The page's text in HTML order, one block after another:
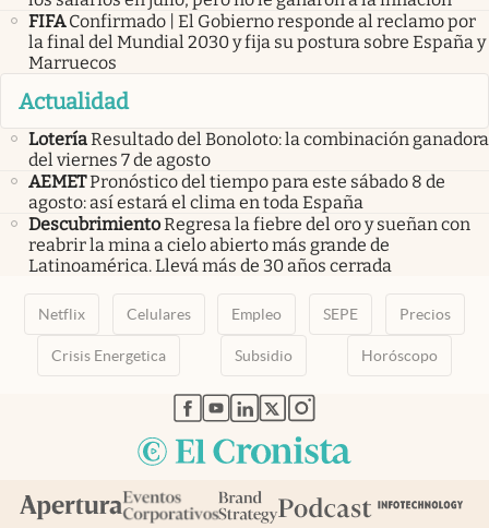
FIFA Confirmado | El Gobierno responde al reclamo por
la final del Mundial 2030 y fija su postura sobre España y
Marruecos
Actualidad
LoteríaResultado del Bonoloto: la combinación ganadora
del viernes 7 de agosto
AEMETPronóstico del tiempo para este sábado 8 de
agosto: así estará el clima en toda España
DescubrimientoRegresa la fiebre del oro y sueñan con
reabrir la mina a cielo abierto más grande de
Latinoamérica. Llevá más de 30 años cerrada
Netflix Celulares Empleo SEPE Precios
Crisis Energetica Subsidio Horóscopo
abre en nueva pestaña
abre en nueva pestaña
abre en nueva pestaña
abre en nueva pestaña
abre en nueva pestaña